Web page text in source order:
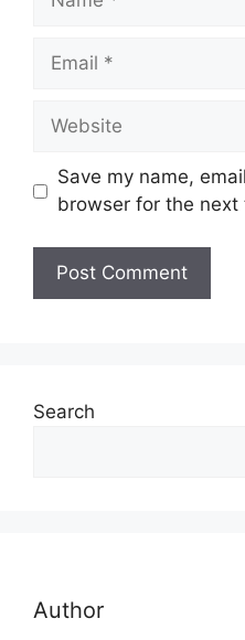
Email
Website
Save my name,
browser for the next
Search
Author